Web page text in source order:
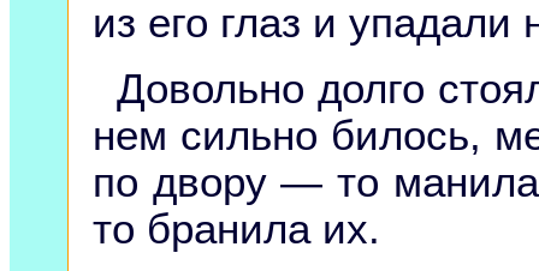
из его глаз и
Довольно долго
нем сильно билось,
по двору — то
то бранила их.